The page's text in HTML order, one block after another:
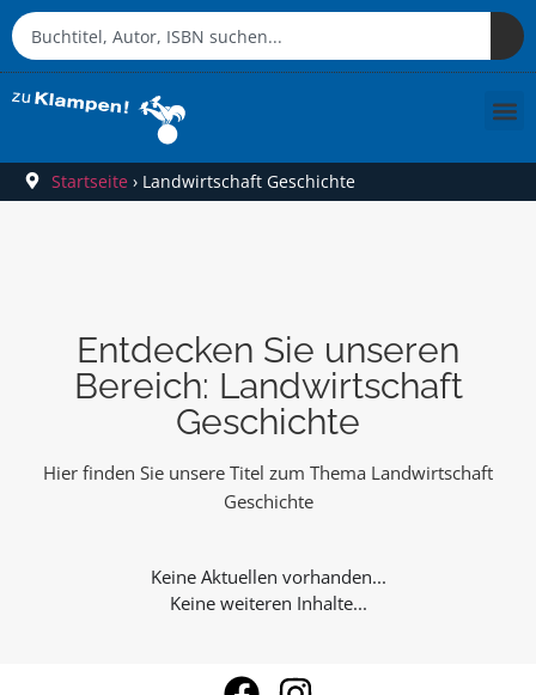
Startseite › Landwirtschaft Geschichte
Entdecken Sie unseren
Bereich: Landwirtschaft
Geschichte
Hier finden Sie unsere Titel zum Thema Landwirtschaft
Geschichte
Keine weiteren Inhalte...